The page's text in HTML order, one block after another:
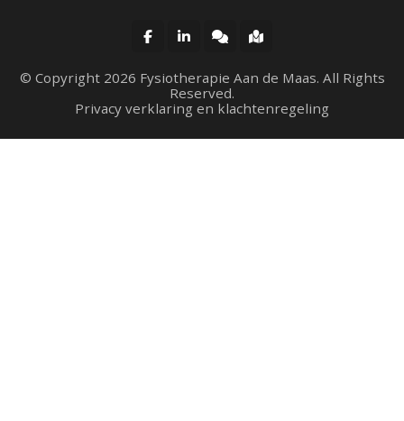
© Copyright 2026 Fysiotherapie Aan de Maas. All Rights
Reserved.
Privacy verklaring en klachtenregeling